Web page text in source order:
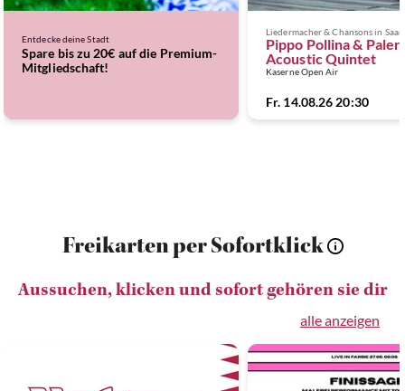
Entdecke deine Stadt
Spare bis zu 20€ auf die Premium-
Mitgliedschaft!
Pippo Pollina &
Acoustic Quintet
Kaserne Open Air
Fr. 14.08.26 20:30
Freikarten per Sofortklick
Aussuchen, klicken und sofort gehören sie dir
alle anzeigen